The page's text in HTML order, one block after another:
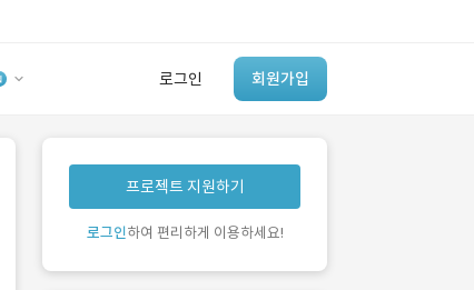
로그인 회원가입
유사사례 검색 AI
‘이런 거’ 만들어본
개발 회사 있어?
프로젝트 지원하기
로그인하여 편리하게 이용하세요!